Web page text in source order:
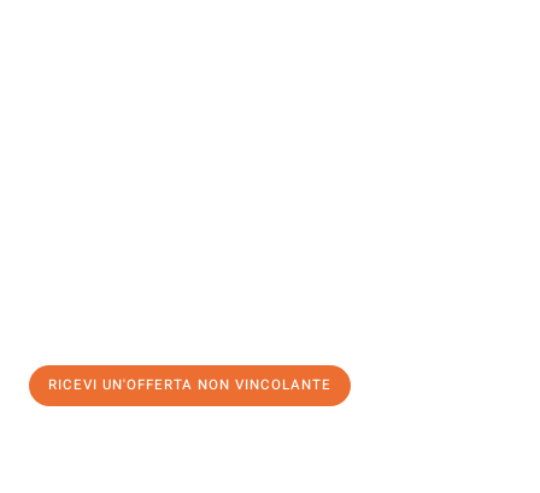
RICEVI UN'OFFERTA NON VINCOLANTE